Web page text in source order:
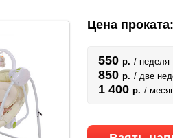
Цена проката:
550 р. / неделя
850 р. / две
1 400 р. /